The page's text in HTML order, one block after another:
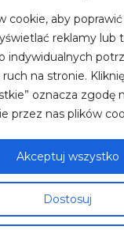
cookie, aby poprawić
reklamy lub
indywidualnych
ruch na stronie.
oznacza zgodę
przez nas plików
Dostosuj
Akceptuj wszystko